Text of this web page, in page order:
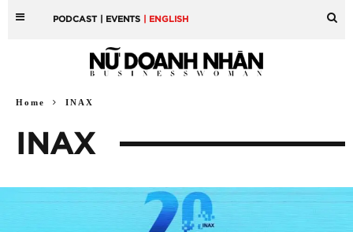
PODCAST | EVENTS | ENGLISH
Home INAX
INAX